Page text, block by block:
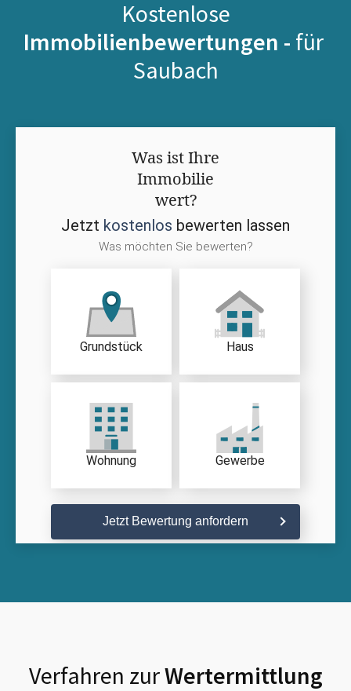
Kostenlose
Immobilienbewertungen - für
Saubach
Was ist Ihre
Immobilie
wert?
Jetzt kostenlos bewerten lassen
Was möchten Sie bewerten?
Grundstück Haus
Wohnung Gewerbe
Jetzt Bewertung anfordern
Verfahren zurWertermittlung